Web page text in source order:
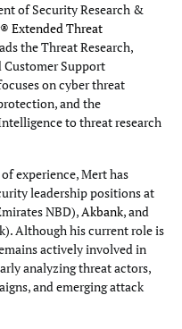
of Security Research &
Extended Threat
the Threat Research,
Customer Support
on cyber threat
and the
to threat research
experience, Mert has
leadership positions at
NBD),Akbank, and
Although his current role is
actively involved in
analyzing threat actors,
and emerging attack